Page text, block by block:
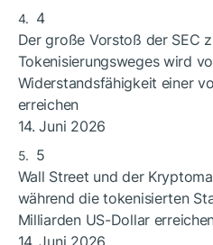
4
Der große Vorstoß der SEC
Tokenisierungsweges wird
Widerstandsfähigkeit einer
erreichen
14. Juni 2026
5
Wall Street und der
während die tokenisierten
Milliarden US-Dollar